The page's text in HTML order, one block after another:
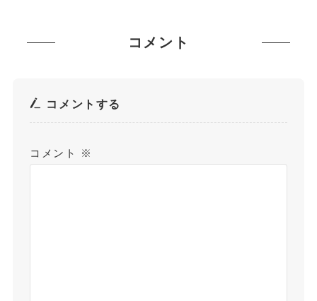
コメント
コメントする
コメント ※